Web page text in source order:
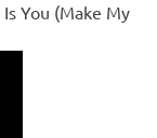
You (Make My